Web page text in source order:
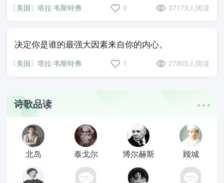
〔美国〕塔拉·韦斯特弗 0 37173人阅读
决定你是谁的最强大因素来自你的内心。
〔美国〕塔拉·韦斯特弗 1 27805人阅读
诗歌品读
北岛 泰戈尔 博尔赫斯 顾城